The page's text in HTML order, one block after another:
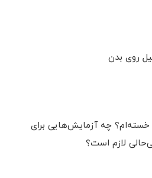
روی بدن
چه آزمایش‌هایی برای
لازم است؟